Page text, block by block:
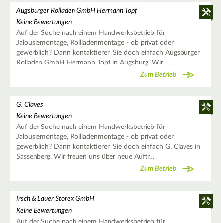
Augsburger Rolladen GmbH Hermann Topf
Keine Bewertungen
Auf der Suche nach einem Handwerksbetrieb für
Jalousiemontage, Rollladenmontage - ob privat oder
gewerblich? Dann kontaktieren Sie doch einfach Augsburger
Rolladen GmbH Hermann Topf in Augsburg. Wir …
Zum Betrieb
G. Claves
Keine Bewertungen
Auf der Suche nach einem Handwerksbetrieb für
Jalousiemontage, Rollladenmontage - ob privat oder
gewerblich? Dann kontaktieren Sie doch einfach G. Claves in
Sassenberg. Wir freuen uns über neue Auftr…
Zum Betrieb
Irsch & Lauer Storex GmbH
Keine Bewertungen
Auf der Suche nach einem Handwerksbetrieb für